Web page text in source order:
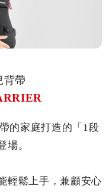
背帶
的家庭打造的「1段
場。
輕鬆上手，兼顧安心